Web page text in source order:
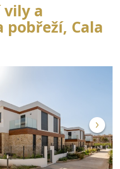
vily a
pobřeží, Cala